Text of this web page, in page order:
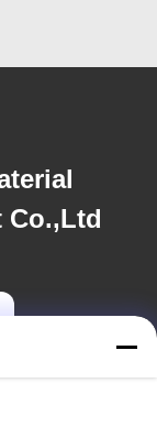
Co.,Ltd